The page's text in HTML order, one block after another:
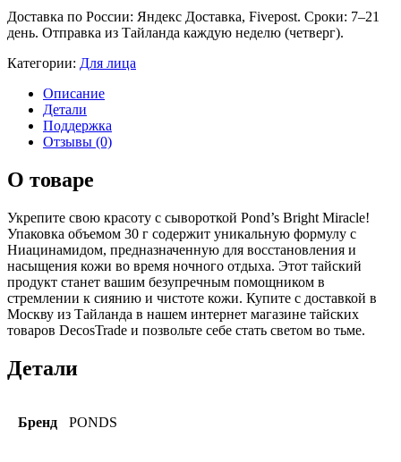
Доставка по России: Яндекс Доставка, Fivepost. Сроки: 7–21
день. Отправка из Тайланда каждую неделю (четверг).
Категории: Для лица
Описание
Детали
Поддержка
Отзывы (0)
О товаре
Укрепите свою красоту с сывороткой Pond’s Bright Miracle!
Упаковка объемом 30 г содержит уникальную формулу с
Ниацинамидом, предназначенную для восстановления и
насыщения кожи во время ночного отдыха. Этот тайский
продукт станет вашим безупречным помощником в
стремлении к сиянию и чистоте кожи. Купите с доставкой в
Москву из Тайланда в нашем интернет магазине тайских
товаров DecosTrade и позвольте себе стать светом во тьме.
Детали
Бренд PONDS